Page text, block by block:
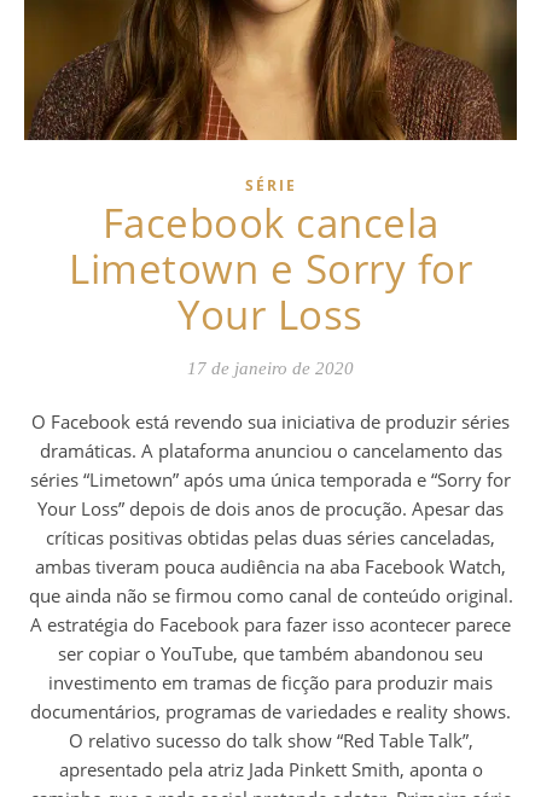
SÉRIE
Facebook cancela
Limetown e Sorry for
Your Loss
17 de janeiro de 2020
O Facebook está revendo sua iniciativa de produzir séries
dramáticas. A plataforma anunciou o cancelamento das
séries “Limetown” após uma única temporada e “Sorry for
Your Loss” depois de dois anos de procução. Apesar das
críticas positivas obtidas pelas duas séries canceladas,
ambas tiveram pouca audiência na aba Facebook Watch,
que ainda não se firmou como canal de conteúdo original.
A estratégia do Facebook para fazer isso acontecer parece
ser copiar o YouTube, que também abandonou seu
investimento em tramas de ficção para produzir mais
documentários, programas de variedades e reality shows.
O relativo sucesso do talk show “Red Table Talk”,
apresentado pela atriz Jada Pinkett Smith, aponta o